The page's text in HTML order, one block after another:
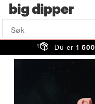
big
Du er 1 500